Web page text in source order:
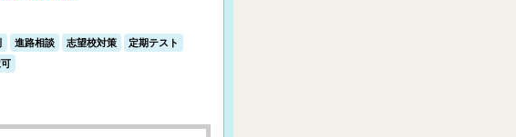
進路相談 志望校対策
定期テスト